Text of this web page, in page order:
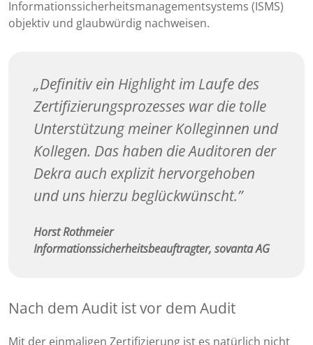
Informationssicherheitsmanagementsystems (ISMS)
objektiv und glaubwürdig nachweisen.
Definitiv ein Highlight im Laufe des
Zertifizierungsprozesses war die tolle
Unterstützung meiner Kolleginnen und
Kollegen. Das haben die Auditoren der
Dekra auch explizit hervorgehoben
und uns hierzu beglückwünscht.
Horst Rothmeier
Informationssicherheitsbeauftragter, sovanta AG
Nach dem Audit ist vor dem Audit
Mit der einmaligen Zertifizierung ist es natürlich nicht